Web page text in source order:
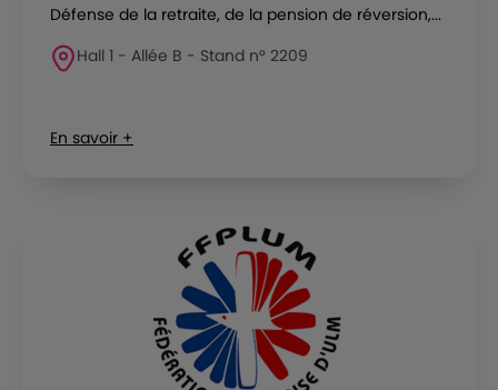
Défense de la retraite, de la pension de réversion,...
Hall 1 - Allée B - Stand n° 2209
En savoir +